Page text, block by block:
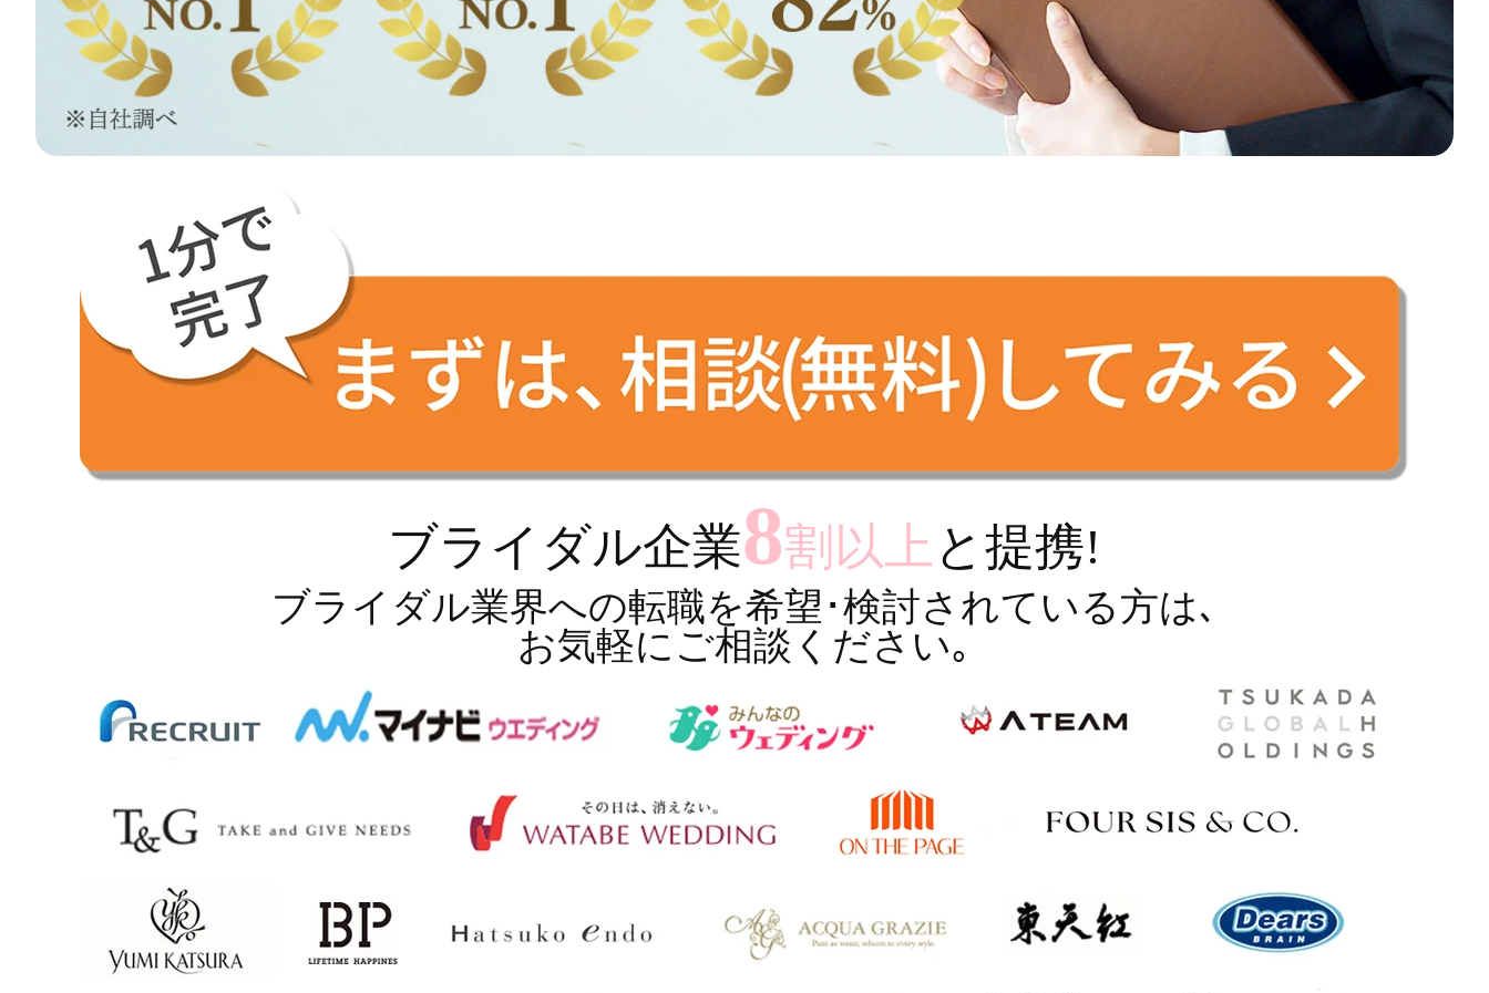
ブライダル企業8割以上 と提携!
ブライダル業界への転職を希望･検討されている方は､
お気軽にご相談ください｡